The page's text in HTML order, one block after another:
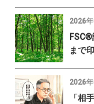
2026
まで
2026
「相